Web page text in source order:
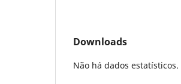
Downloads
Não há dados estatísticos.